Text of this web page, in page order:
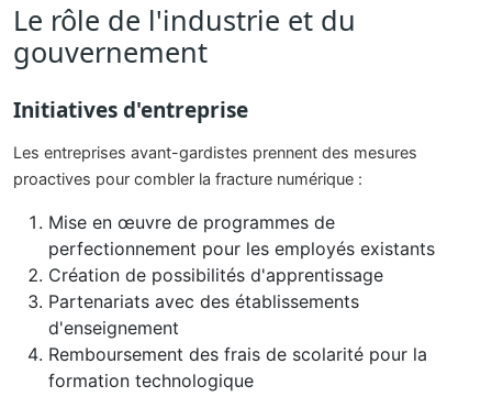
Le rôle de l'industrie et du
gouvernement
Initiatives d'entreprise
Les entreprises avant-gardistes prennent des mesures
proactives pour combler la fracture numérique :
Mise en œuvre de programmes de
perfectionnement pour les employés existants
Création de possibilités d'apprentissage
Partenariats avec des établissements
d'enseignement
Remboursement des frais de scolarité pour la
formation technologique